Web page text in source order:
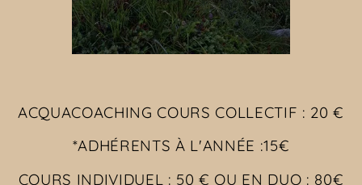
ACQUACOACHING COURS COLLECTIF : 20 €
*ADHÉRENTS À L'ANNÉE :15€
COURS INDIVIDUEL : 50 € OU EN DUO : 80€